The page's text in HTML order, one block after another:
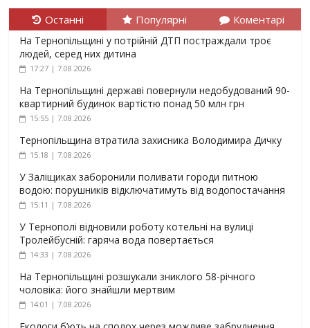
Останні Популярні Коментарі
На Тернопільщині у потрійній ДТП постраждали троє
людей, серед них дитина
17:27 | 7.08.2026
На Тернопільщині державі повернули недобудований 90-
квартирний будинок вартістю понад 50 млн грн
15:55 | 7.08.2026
Тернопільщина втратила захисника Володимира Дичку
15:18 | 7.08.2026
У Заліщиках заборонили поливати городи питною
водою: порушників відключатимуть від водопостачання
15:11 | 7.08.2026
У Тернополі відновили роботу котельні на вулиці
Тролейбусній: гаряча вода повертається
14:33 | 7.08.2026
На Тернопільщині розшукали зниклого 58-річного
чоловіка: його знайшли мертвим
14:01 | 7.08.2026